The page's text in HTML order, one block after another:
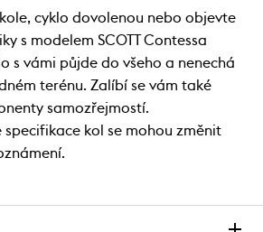
cyklo dovolenou nebo objevte
s modelem SCOTT Contessa
s vámi půjde do všeho a nenechá
terénu. Zalíbí se vám také
samozřejmostí.
specifikace kol se mohou změnit